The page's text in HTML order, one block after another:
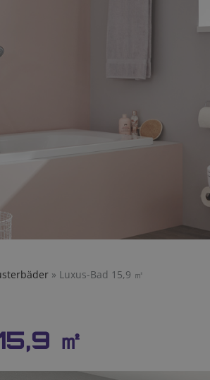
» Luxus-Bad 15,9 ㎡
㎡